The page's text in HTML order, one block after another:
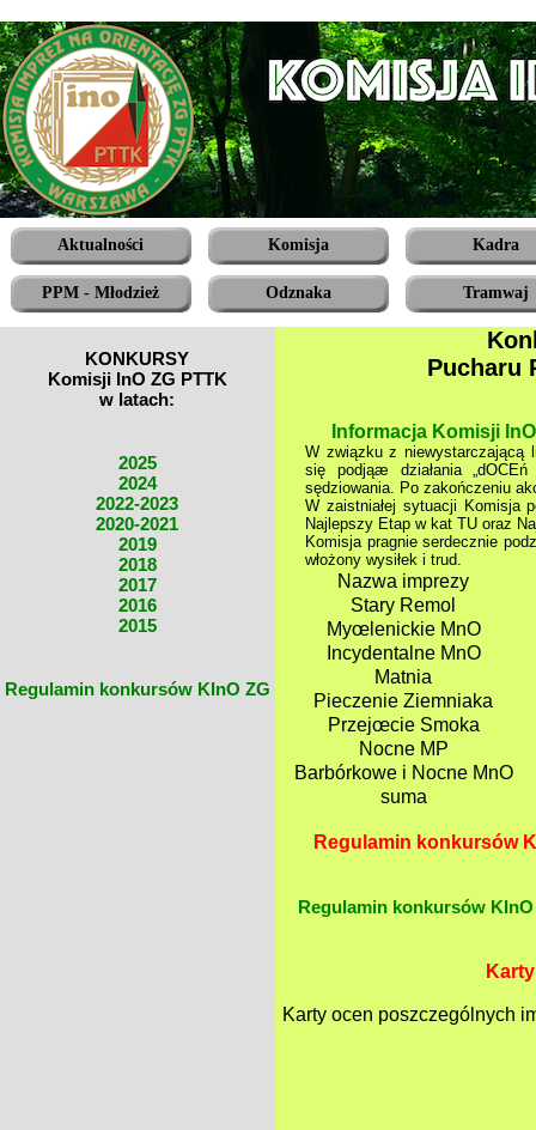
Aktualności Komisja Kadra
PPM - Młodzież Odznaka Tramwaj
KONKURSY
Komisji InO ZG PTTK
w latach:
2025
2024
2022-2023
2020-2021
2019
2018
2017
2016
2015
Regulamin konkursów KInO ZG
Pucharu
Informacja Komisji
W związku z niewystarczającą
się podjąæ działania
sędziowania. Po zakończeniu
W zaistniałej sytuacji Komisja
Najlepszy Etap w kat TU oraz
Komisja pragnie serdecznie
włożony wysiłek i trud.
Nazwa imprezy
Stary Remol
Myœlenickie MnO
Incydentalne MnO
Matnia
Pieczenie Ziemniaka
Przejœcie Smoka
Nocne MP
Barbórkowe i Nocne MnO
suma
Regulamin konkursów
Regulamin konkursów
Karty ocen poszczególnych